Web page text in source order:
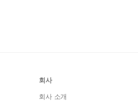
회사
회사 소개